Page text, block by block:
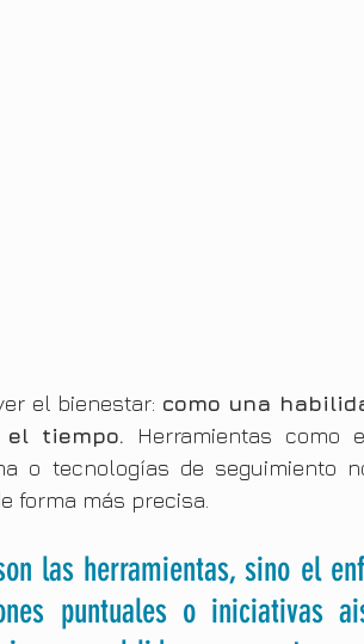
el bienestar: como una
tiempo. Herramientas como
o tecnologías de seguimiento
forma más precisa.
las herramientas, sino el
puntuales o iniciativas